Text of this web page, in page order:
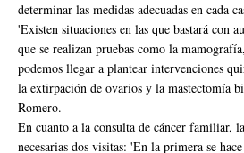
determinar las medidas adecuadas en cada
'Existen situaciones en las que bastará con
que se realizan pruebas como la
podemos llegar a plantear intervenciones
la extirpación de ovarios y la mastectomía
Romero.
En cuanto a la consulta de cáncer familiar,
necesarias dos visitas: 'En la primera se